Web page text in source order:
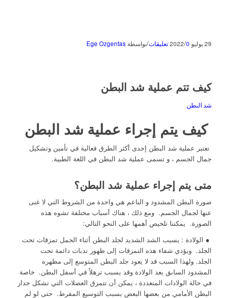
29 يوليو 2022 /0 تعليقات /بواسطة Ege Ozgentas
كيف تتم عملية شد البطن
شد البطن
كيف يتم إجراء عملية شد البطن
تعتبر عملية شد البطن إحدى أكثر الطرق فعالية في تأمين وتشكيل
جمال الجسم ، و تسمى عملية شد البطن في اللغة الطبية.
متى يتم إجراء عملية شد البطن؟
صورة البطن المشدود و الناعم هي واحدة من الشروط التي لا غنى
عنها لجمال الجسم. ومع ذلك ، هناك أسباب مختلفة تشوه هذه
الصورة. يمكننا تلخيص أهمها على النحو التالي:
● الولادة : يسبب الشد الشديد لجلد البطن أثناء الحمل تمزقات تحت
الجلد. ويؤدي شفاء هذه التمزقات إلى ظهور ندبات دائمة تحت
الجلد. ولهذا السبب قد لا يعود جلد البطن المتوسع إلى مظهره
المشدود السابق بعد الولادة وقد يسبب ترهلاً في أسفل البطن. خاصة
في حالة الولادات المتعددة ، يمكن أن تتمزق العضلات التي تشكل جدار
البطن الأمامي من بعضها البعض بسبب التوسيع المفرط. حتى لو لم